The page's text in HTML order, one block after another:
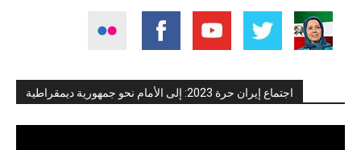
اجتماع إيران حرة 2023: إلى الأمام نحو جمهورية ديمقراطية